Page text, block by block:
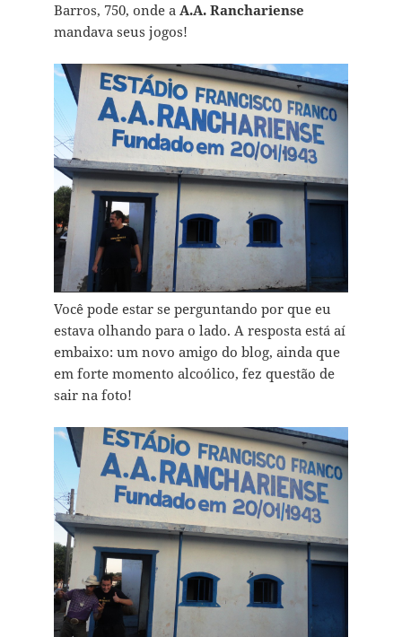
Barros, 750, onde a A.A. Ranchariense
mandava seus jogos!
Você pode estar se perguntando por que eu
estava olhando para o lado. A resposta está aí
embaixo: um novo amigo do blog, ainda que
em forte momento alcoólico, fez questão de
sair na foto!